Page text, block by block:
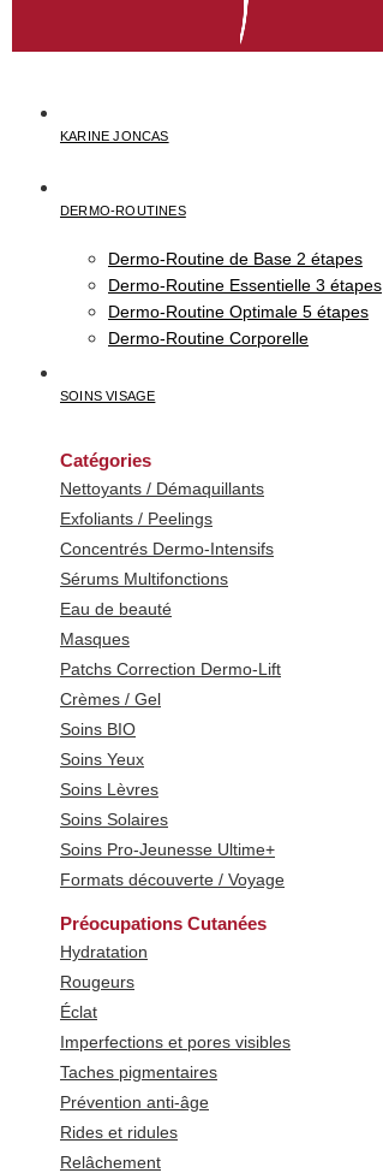
KARINE JONCAS
DERMO-ROUTINES
Dermo-Routine de Base 2 étapes
Dermo-Routine Essentielle 3 étapes
Dermo-Routine Optimale 5 étapes
Dermo-Routine Corporelle
SOINS VISAGE
Catégories
Nettoyants / Démaquillants
Exfoliants / Peelings
Concentrés Dermo-Intensifs
Sérums Multifonctions
Eau de beauté
Masques
Patchs Correction Dermo-Lift
Crèmes / Gel
Soins BIO
Soins Yeux
Soins Lèvres
Soins Solaires
Soins Pro-Jeunesse Ultime+
Formats découverte / Voyage
Préocupations Cutanées
Hydratation
Rougeurs
Éclat
Imperfections et pores visibles
Taches pigmentaires
Prévention anti-âge
Rides et ridules
Relâchement